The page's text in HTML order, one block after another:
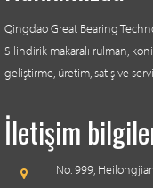
Qingdao Great Bearing
Silindirik makaralı rulman,
geliştirme, üretim, satış ve
İletişim
No. 999,